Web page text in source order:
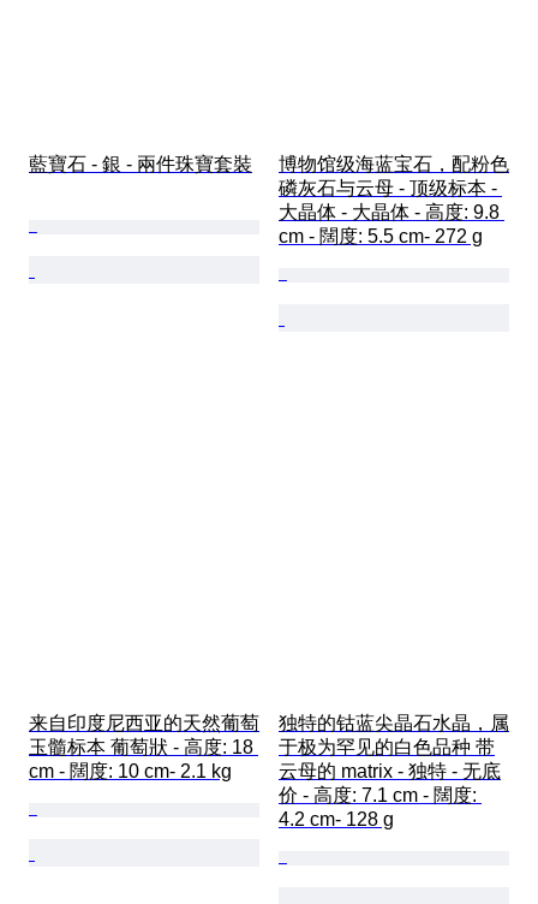
藍寶石 - 銀 - 兩件珠寶套裝
博物馆级海蓝宝石，配粉色
磷灰石与云母 - 顶级标本 -
大晶体 - 大晶体 - 高度: 9.8
cm - 闊度: 5.5 cm- 272 g
来自印度尼西亚的天然葡萄
玉髓标本 葡萄狀 - 高度: 18
cm - 闊度: 10 cm- 2.1 kg
独特的钴蓝尖晶石水晶，属
于极为罕见的白色品种 带
云母的 matrix - 独特 - 无底
价 - 高度: 7.1 cm - 闊度:
4.2 cm- 128 g